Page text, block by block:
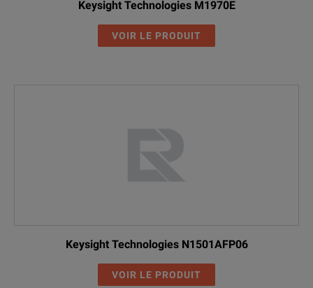
Keysight Technologies M1970E
VOIR LE PRODUIT
Keysight Technologies N1501AFP06
VOIR LE PRODUIT